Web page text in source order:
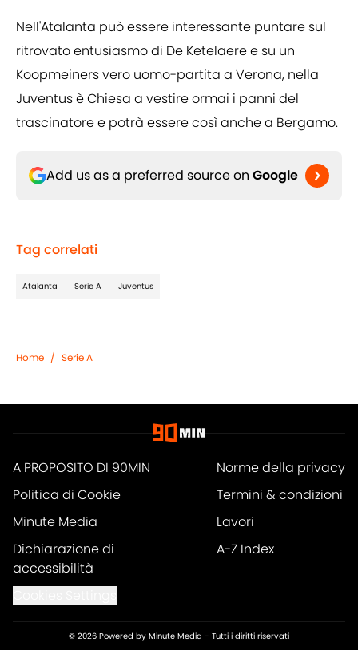
Nell'Atalanta può essere interessante puntare sul
ritrovato entusiasmo di De Ketelaere e su un
Koopmeiners vero uomo-partita a Verona, nella
Juventus è Chiesa a vestire ormai i panni del
trascinatore e potrà essere così anche a Bergamo.
Add us as a preferred source on Google
Tag correlati
Atalanta Serie A Juventus
Home / Serie A
A PROPOSITO DI 90MIN
Norme della privacy
Politica di Cookie
Termini & condizioni
Minute Media
Lavori
Dichiarazione di
accessibilità
A-Z Index
© 2026 Powered by Minute Media - Tutti i diritti riservati